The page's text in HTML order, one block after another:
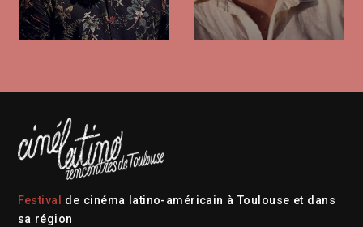
Festival
de cinéma latino-américain à Toulouse et dans
sa région